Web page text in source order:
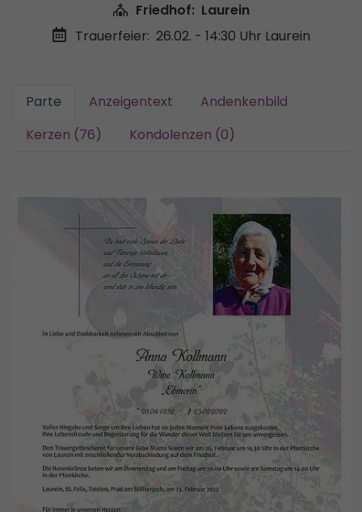
Friedhof: Laurein
Trauerfeier: 26.02. - 14:30 Uhr Laurein
Parte Anzeigentext
Andenkenbild
Kerzen (76)
Kondolenzen (0)